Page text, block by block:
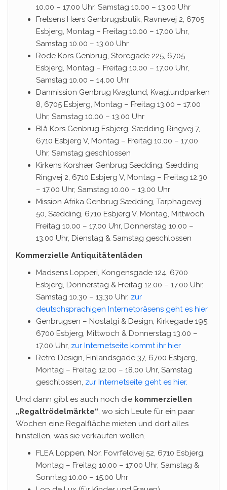
10.00 – 17.00 Uhr, Samstag 10.00 – 13.00 Uhr
Frelsens Hærs Genbrugsbutik, Ravnevej 2, 6705
Esbjerg, Montag – Freitag 10.00 – 17.00 Uhr,
Samstag 10.00 – 13.00 Uhr
Rode Kors Genbrug, Storegade 225, 6705
Esbjerg, Montag – Freitag 10.00 – 17.00 Uhr,
Samstag 10.00 – 14.00 Uhr
Danmission Genbrug Kvaglund, Kvaglundparken
8, 6705 Esbjerg, Montag – Freitag 13.00 – 17.00
Uhr, Samstag 10.00 – 13.00 Uhr
Blå Kors Genbrug Esbjerg, Sædding Ringvej 7,
6710 Esbjerg V, Montag – Freitag 10.00 – 17.00
Uhr, Samstag geschlossen
Kirkens Korshær Genbrug Sædding, Sædding
Ringvej 2, 6710 Esbjerg V, Montag – Freitag 12.30
– 17.00 Uhr, Samstag 10.00 – 13.00 Uhr
Mission Afrika Genbrug Sædding, Tarphagevej
50, Sædding, 6710 Esbjerg V, Montag, Mittwoch,
Freitag 10.00 – 17.00 Uhr, Donnerstag 10.00 –
13.00 Uhr, Dienstag & Samstag geschlossen
Kommerzielle Antiquitätenläden
Madsens Lopperi, Kongensgade 124, 6700
Esbjerg, Donnerstag & Freitag 12.00 – 17.00 Uhr,
Samstag 10.30 – 13.30 Uhr, zur
deutschsprachigen Internetpräsens geht es hier
Genbrugsen – Nostalgi & Design, Kirkegade 195,
6700 Esbjerg, Mittwoch & Donnerstag 13.00 –
17.00 Uhr, zur Internetseite kommt ihr hier
Retro Design, Finlandsgade 37, 6700 Esbjerg,
Montag – Freitag 12.00 – 18.00 Uhr, Samstag
geschlossen, zur Internetseite geht es hier.
Und dann gibt es auch noch die kommerziellen
„Regaltrödelmärkte“ , wo sich Leute für ein paar
Wochen eine Regalfläche mieten und dort alles
hinstellen, was sie verkaufen wollen.
FLEA Loppen, Nor. Fovrfeldvej 52, 6710 Esbjerg,
Montag – Freitag 10.00 – 17.00 Uhr, Samstag &
Sonntag 10.00 – 15.00 Uhr